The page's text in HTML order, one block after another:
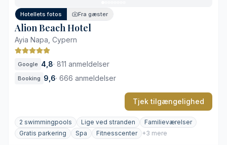
Hotellets fotos Fra gæster
Alion Beach Hotel
Ayia Napa, Cypern
Google 4,8· 811 anmeldelser
Booking 9,6· 666 anmeldelser
Tjek tilgængelighed
2 swimmingpools Lige ved stranden
Familieværelser
Gratis parkering
Spa Fitnesscenter +3 mere